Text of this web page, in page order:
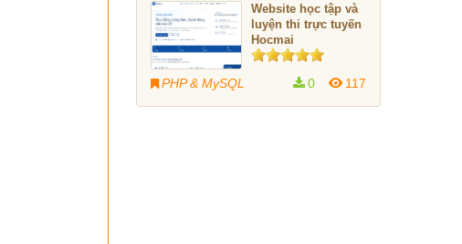
Website học tập và
luyện thi trực tuyến
Hocmai
PHP & MySQL 117
0